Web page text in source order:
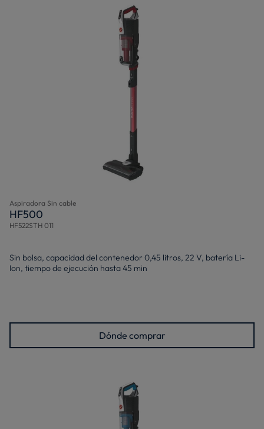
Aspiradora Sin cable
HF500
HF522STH 011
Sin bolsa, capacidad del contenedor 0,45 litros, 22 V, batería Li-
Ion, tiempo de ejecución hasta 45 min
Dónde comprar